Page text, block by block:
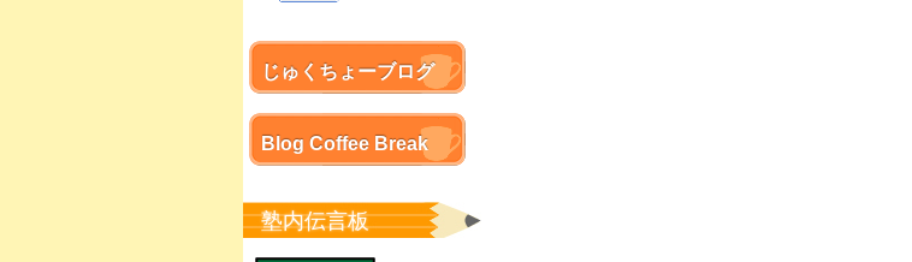
じゅくちょーブログ
Blog Coffee Break
塾内伝言板